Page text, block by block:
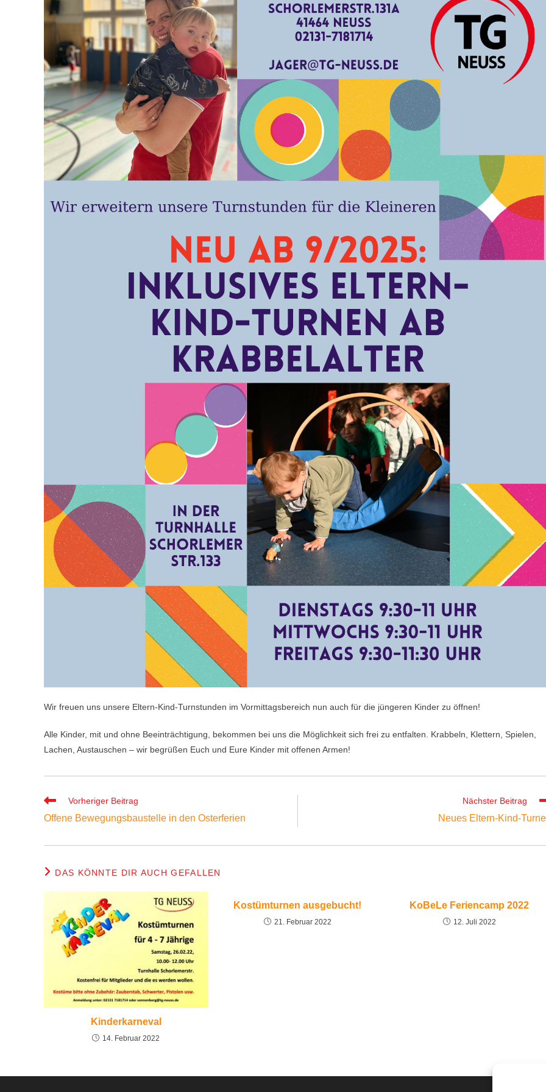
Wir freuen uns unsere Eltern-Kind-Turnstunden im Vormittagsbereich nun auch für die jüngeren Kinder zu öffnen!
Alle Kinder, mit und ohne Beeinträchtigung, bekommen bei uns die Möglichkeit sich frei zu entfalten. Krabbeln, Klettern, Spielen,
Lachen, Austauschen – wir begrüßen Euch und Eure Kinder mit offenen Armen!
Weitere
ansehen
Vorheriger Beitrag
Offene Bewegungsbaustelle in den Osterferien
Nächster Beitrag
Neues Eltern-Kind-
DAS KÖNNTE DIR AUCH GEFALLEN
Kinderkarneval
14. Februar 2022
Kostümturnen ausgebucht!
21. Februar 2022
KoBeLe Feriencamp 2022
12. Juli 2022